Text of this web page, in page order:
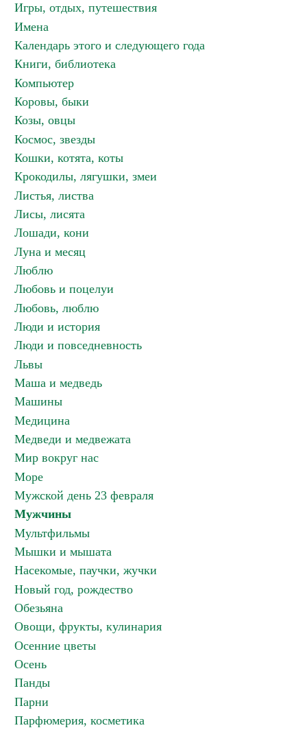
Игры, отдых, путешествия
Имена
Календарь этого и следующего года
Книги, библиотека
Компьютер
Коровы, быки
Козы, овцы
Космос, звезды
Кошки, котята, коты
Крокодилы, лягушки, змеи
Листья, листва
Лисы, лисята
Лошади, кони
Луна и месяц
Люблю
Любовь и поцелуи
Любовь, люблю
Люди и история
Люди и повседневность
Львы
Маша и медведь
Машины
Медицина
Медведи и медвежата
Мир вокруг нас
Море
Мужской день 23 февраля
Мужчины
Мультфильмы
Мышки и мышата
Насекомые, паучки, жучки
Новый год, рождество
Обезьяна
Овощи, фрукты, кулинария
Осенние цветы
Осень
Панды
Парни
Парфюмерия, косметика